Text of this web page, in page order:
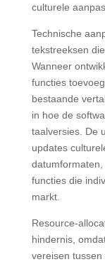
culturele
Technische
tekstreeksen
Wanneer
functies
bestaande
in hoe de
taalversies. De
updates
functies die
markt.
Resource-
hindernis,
vereisen